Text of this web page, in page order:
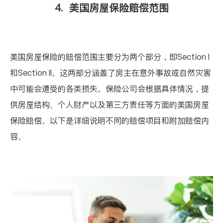
4. 美国房屋保险赔偿范围
美国房屋保险的赔偿范围主要分为两个部分，即Section I
和Section II。这两部分涵盖了房主在意外事故或自然灾害
中可能会遭受的各类损失。保险公司会根据具体情况，提
供房屋结构、个人财产以及第三方责任等方面的美国房屋
保险赔偿。以下是详细说明不同的赔偿项目和附加赔偿内
容。